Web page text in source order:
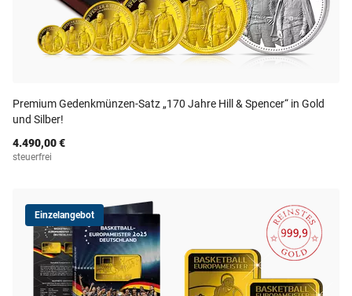
Premium Gedenkmünzen-Satz „170 Jahre Hill & Spencer“ in Gold
und Silber!
4.490,00 €
steuerfrei
Einzelangebot